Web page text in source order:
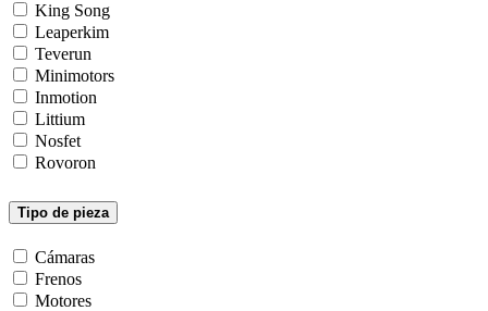
King Song
Leaperkim
Teverun
Minimotors
Inmotion
Littium
Nosfet
Rovoron
Tipo de pieza
Cámaras
Frenos
Motores